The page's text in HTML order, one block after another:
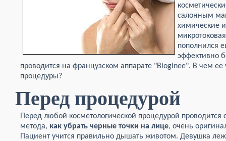
салонным
химические
пополнился
эффективно
проводится на французском аппарате "Bioginee". В чем
процедуры?
Перед процедурой
Перед любой косметологической процедурой проводится
метода, как убрать черные точки на лице, очень
Пациент учится правильно дышать животом. Девушка